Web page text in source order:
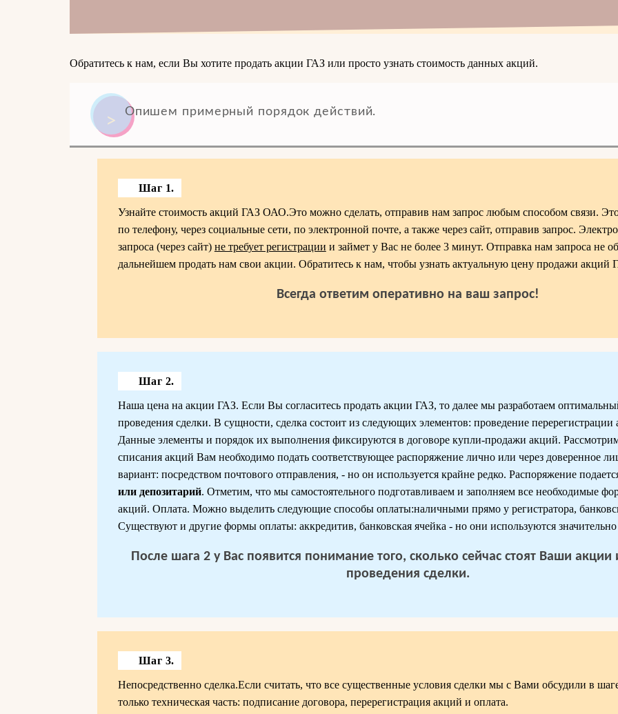
Обратитесь к нам, если Вы хотите продать акции ГАЗ или просто узнать стоимость данных акций.
Опишем примерный порядок действий.
Шаг 1.
Узнайте стоимость акций ГАЗ ОАО.Это можно сделать, отправив нам запрос любым способом связи.
по телефону, через социальные сети, по электронной почте, а также через сайт, отправив запрос.
запроса (через сайт) не требует регистрации и займет у Вас не более 3 минут. Отправка нам запроса не
дальнейшем продать нам свои акции. Обратитесь к нам, чтобы узнать актуальную цену продажи акций
Всегда ответим оперативно на ваш запрос!
Шаг 2.
Наша цена на акции ГАЗ. Если Вы согласитесь продать акции ГАЗ, то далее мы разработаем
проведения сделки. В сущности, сделка состоит из следующих элементов: проведение перерегистрации
Данные элементы и порядок их выполнения фиксируются в договоре купли-продажи акций.
списания акций Вам необходимо подать соответствующее распоряжение лично или через доверенное
вариант: посредством почтового отправления, - но он используется крайне редко. Распоряжение
или депозитарий. Отметим, что мы самостоятельного подготавливаем и заполняем все необходимые
акций. Оплата. Можно выделить следующие способы оплаты:наличными прямо у регистратора,
Существуют и другие формы оплаты: аккредитив, банковская ячейка - но они используются
После шага 2 у Вас появится понимание того, сколько сейчас стоят Ваши
проведения сделки.
Шаг 3.
Непосредственно сделка.Если считать, что все существенные условия сделки мы с Вами обсудили в
только техническая часть: подписание договора, перерегистрация акций и оплата.